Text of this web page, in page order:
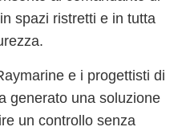
spazi ristretti e in tutta
e i progettisti di
generato una soluzione
un controllo senza